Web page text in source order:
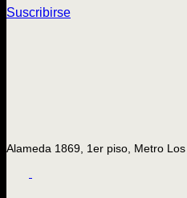
Suscribirse
Alameda 1869, 1er piso, Metro